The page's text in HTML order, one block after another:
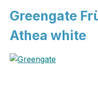
Greengate
Athea white